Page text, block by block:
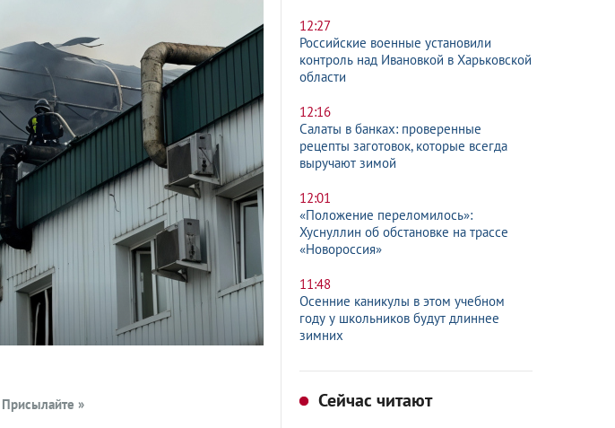
Присылайте »
12:27
Российские военные установили
контроль над Ивановкой в Харьковской
области
12:16
Салаты в банках: проверенные
рецепты заготовок, которые всегда
выручают зимой
12:01
«Положение переломилось»:
Хуснуллин об обстановке на трассе
«Новороссия»
11:48
Осенние каникулы в этом учебном
году у школьников будут длиннее
зимних
Сейчас читают